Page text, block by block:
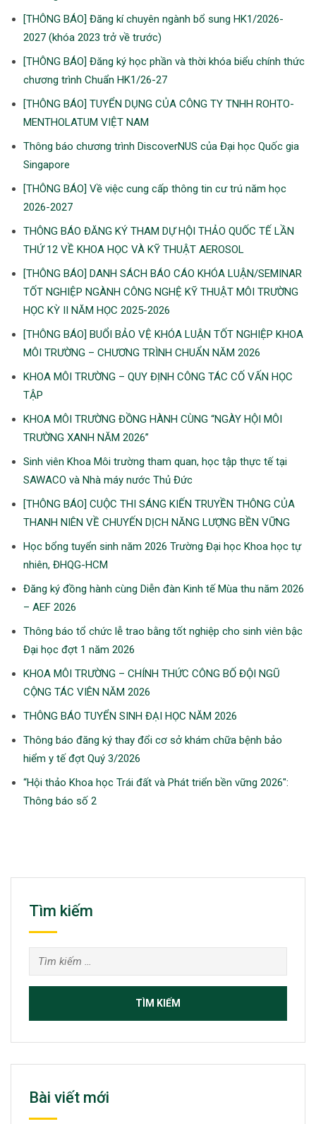
[THÔNG BÁO] Đăng kí chuyên ngành bổ sung HK1/2026-
2027 (khóa 2023 trở về trước)
[THÔNG BÁO] Đăng ký học phần và thời khóa biểu chính thức
chương trình Chuẩn HK1/26-27
[THÔNG BÁO] TUYỂN DỤNG CỦA CÔNG TY TNHH ROHTO-
MENTHOLATUM VIỆT NAM
Thông báo chương trình DiscoverNUS của Đại học Quốc gia
Singapore
[THÔNG BÁO] Về việc cung cấp thông tin cư trú năm học
2026-2027
THÔNG BÁO ĐĂNG KÝ THAM DỰ HỘI THẢO QUỐC TẾ LẦN
THỨ 12 VỀ KHOA HỌC VÀ KỸ THUẬT AEROSOL
[THÔNG BÁO] DANH SÁCH BÁO CÁO KHÓA LUẬN/SEMINAR
TỐT NGHIỆP NGÀNH CÔNG NGHỆ KỸ THUẬT MÔI TRƯỜNG
HỌC KỲ II NĂM HỌC 2025-2026
[THÔNG BÁO] BUỔI BẢO VỆ KHÓA LUẬN TỐT NGHIỆP KHOA
MÔI TRƯỜNG – CHƯƠNG TRÌNH CHUẨN NĂM 2026
KHOA MÔI TRƯỜNG – QUY ĐỊNH CÔNG TÁC CỐ VẤN HỌC
TẬP
KHOA MÔI TRƯỜNG ĐỒNG HÀNH CÙNG “NGÀY HỘI MÔI
TRƯỜNG XANH NĂM 2026”
Sinh viên Khoa Môi trường tham quan, học tập thực tế tại
SAWACO và Nhà máy nước Thủ Đức
[THÔNG BÁO] CUỘC THI SÁNG KIẾN TRUYỀN THÔNG CỦA
THANH NIÊN VỀ CHUYẾN DỊCH NĂNG LƯỢNG BỀN VỮNG
Học bổng tuyển sinh năm 2026 Trường Đại học Khoa học tự
nhiên, ĐHQG-HCM
Đăng ký đồng hành cùng Diễn đàn Kinh tế Mùa thu năm 2026
– AEF 2026
Thông báo tổ chức lễ trao bằng tốt nghiệp cho sinh viên bậc
Đại học đợt 1 năm 2026
KHOA MÔI TRƯỜNG – CHÍNH THỨC CÔNG BỐ ĐỘI NGŨ
CỘNG TÁC VIÊN NĂM 2026
THÔNG BÁO TUYỂN SINH ĐẠI HỌC NĂM 2026
Thông báo đăng ký thay đổi cơ sở khám chữa bệnh bảo
hiểm y tế đợt Quý 3/2026
“Hội thảo Khoa học Trái đất và Phát triển bền vững 2026″:
Thông báo số 2
Tìm kiếm
Tìm
kiếm
Bài viết mới